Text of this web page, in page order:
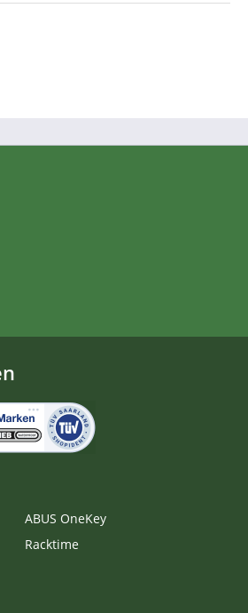
ABUS OneKey
Racktime